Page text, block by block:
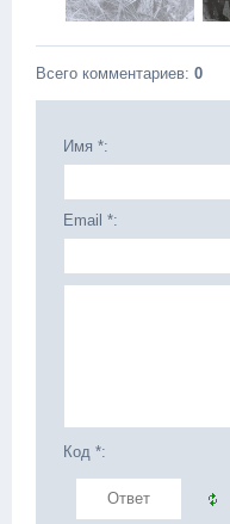
Всего комментариев: 0
Имя *:
Email *:
Код *: